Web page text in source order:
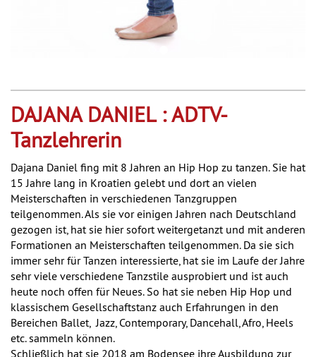
DAJANA DANIEL : ADTV-
Tanzlehrerin
Dajana Daniel fing mit 8 Jahren an Hip Hop zu tanzen. Sie hat
15 Jahre lang in Kroatien gelebt und dort an vielen
Meisterschaften in verschiedenen Tanzgruppen
teilgenommen. Als sie vor einigen Jahren nach Deutschland
gezogen ist, hat sie hier sofort weitergetanzt und mit anderen
Formationen an Meisterschaften teilgenommen. Da sie sich
immer sehr für Tanzen interessierte, hat sie im Laufe der Jahre
sehr viele verschiedene Tanzstile ausprobiert und ist auch
heute noch offen für Neues. So hat sie neben Hip Hop und
klassischem Gesellschaftstanz auch Erfahrungen in den
Bereichen Ballet, Jazz, Contemporary, Dancehall, Afro, Heels
etc. sammeln können.
Schließlich hat sie 2018 am Bodensee ihre Ausbildung zur